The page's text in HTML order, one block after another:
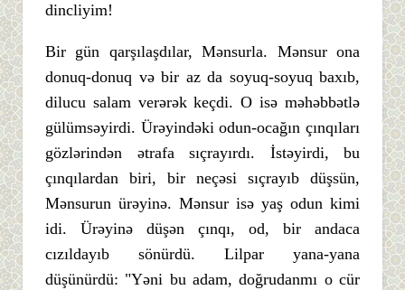
dincliyim!
Bir gün qarşılaşdılar, Mənsurla. Mənsur ona
donuq-donuq və bir az da soyuq-soyuq baxıb,
dilucu salam verərək keçdi. O isə məhəbbətlə
gülümsəyirdi. Ürəyindəki odun-ocağın çınqıları
gözlərindən ətrafa sıçrayırdı. İstəyirdi, bu
çınqılardan biri, bir neçəsi sıçrayıb düşsün,
Mənsurun ürəyinə. Mənsur isə yaş odun kimi
idi. Ürəyinə düşən çınqı, od, bir andaca
cızıldayıb sönürdü. Lilpar yana-yana
düşünürdü: "Yəni bu adam, doğrudanmı o cür